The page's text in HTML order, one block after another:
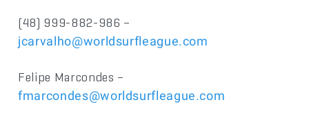
(48) 999-882-986 –
jcarvalho@worldsurfleague.com
Felipe Marcondes –
fmarcondes@worldsurfleague.com